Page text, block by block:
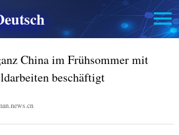
China im Frühsommer mit
beschäftigt